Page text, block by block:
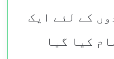
کے لئے ایک
کیا گیا